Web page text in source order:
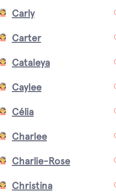
Carly
Carter
Cataleya
Caylee
Célia
Charlee
Charlie-Rose
Christina